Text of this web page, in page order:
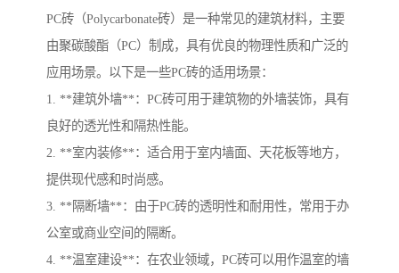
PC砖（Polycarbonate砖）是一种常见的建筑材料，主要
由聚碳酸酯（PC）制成，具有优良的物理性质和广泛的
应用场景。以下是一些PC砖的适用场景：
1. **建筑外墙**：PC砖可用于建筑物的外墙装饰，具有
良好的透光性和隔热性能。
2. **室内装修**：适合用于室内墙面、天花板等地方，
提供现代感和时尚感。
3. **隔断墙**：由于PC砖的透明性和耐用性，常用于办
公室或商业空间的隔断。
4. **温室建设**：在农业领域，PC砖可以用作温室的墙